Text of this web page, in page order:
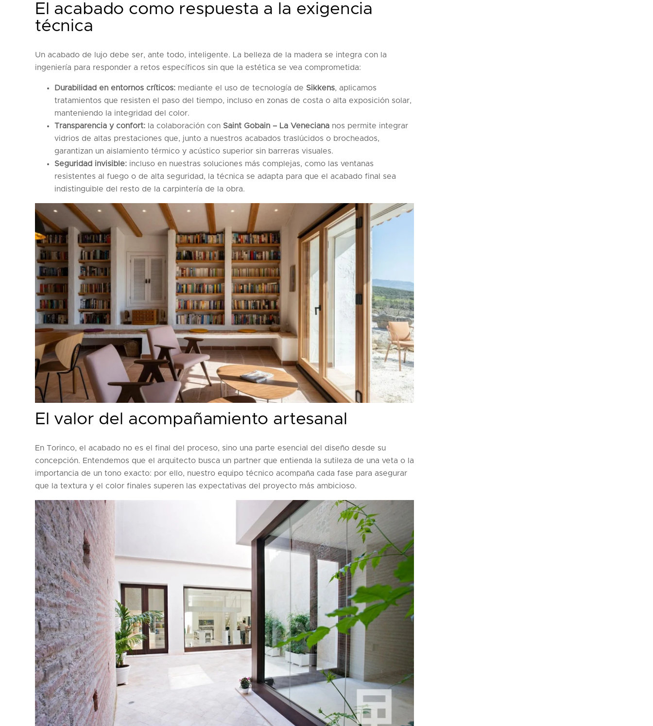
El acabado como respuesta a la exigencia
técnica
Un acabado de lujo debe ser, ante todo, inteligente. La belleza de la madera se integra con la
ingeniería para responder a retos específicos sin que la estética se vea comprometida:
Durabilidad en entornos críticos: mediante el uso de tecnología de Sikkens, aplicamos
tratamientos que resisten el paso del tiempo, incluso en zonas de costa o alta exposición solar,
manteniendo la integridad del color.
Transparencia y confort: la colaboración con Saint Gobain – La Veneciana nos permite integrar
vidrios de altas prestaciones que, junto a nuestros acabados traslúcidos o brocheados,
garantizan un aislamiento térmico y acústico superior sin barreras visuales.
Seguridad invisible: incluso en nuestras soluciones más complejas, como las ventanas
resistentes al fuego o de alta seguridad, la técnica se adapta para que el acabado final sea
indistinguible del resto de la carpintería de la obra.
El valor del acompañamiento artesanal
En Torinco, el acabado no es el final del proceso, sino una parte esencial del diseño desde su
concepción. Entendemos que el arquitecto busca un partner que entienda la sutileza de una veta o la
importancia de un tono exacto: por ello, nuestro equipo técnico acompaña cada fase para asegurar
que la textura y el color finales superen las expectativas del proyecto más ambicioso.